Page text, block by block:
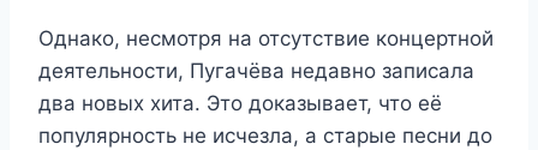
Однако, несмотря на отсутствие концертной
деятельности, Пугачёва недавно записала
два новых хита. Это доказывает, что её
популярность не исчезла, а старые песни до